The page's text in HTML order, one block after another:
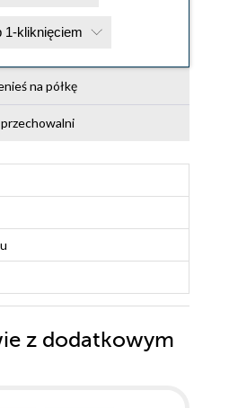
1-kliknięciem
na półkę
z dodatkowym